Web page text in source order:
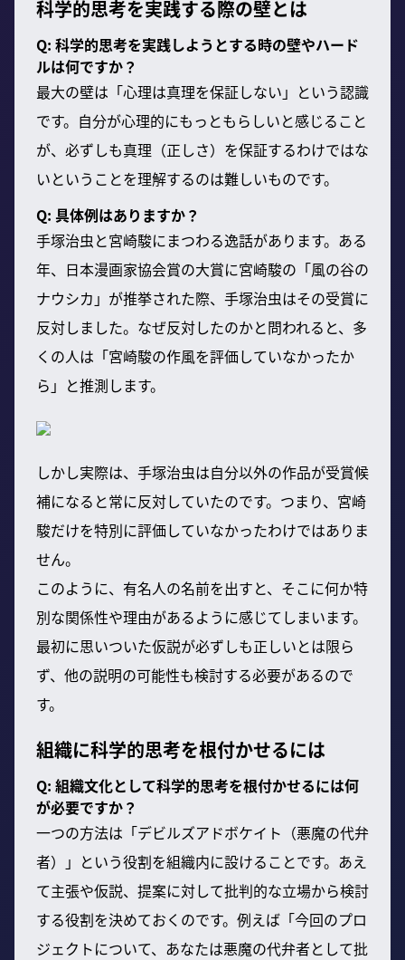
科学的思考を実践する際の壁とは
Q: 科学的思考を実践しようとする時の壁やハード
ルは何ですか？
最大の壁は「心理は真理を保証しない」という認識
です。自分が心理的にもっともらしいと感じること
が、必ずしも真理（正しさ）を保証するわけではな
いということを理解するのは難しいものです。
Q: 具体例はありますか？
手塚治虫と宮崎駿にまつわる逸話があります。ある
年、日本漫画家協会賞の大賞に宮崎駿の「風の谷の
ナウシカ」が推挙された際、手塚治虫はその受賞に
反対しました。なぜ反対したのかと問われると、多
くの人は「宮崎駿の作風を評価していなかったか
ら」と推測します。
しかし実際は、手塚治虫は自分以外の作品が受賞候
補になると常に反対していたのです。つまり、宮崎
駿だけを特別に評価していなかったわけではありま
せん。
このように、有名人の名前を出すと、そこに何か特
別な関係性や理由があるように感じてしまいます。
最初に思いついた仮説が必ずしも正しいとは限ら
ず、他の説明の可能性も検討する必要があるので
す。
組織に科学的思考を根付かせるには
Q: 組織文化として科学的思考を根付かせるには何
が必要ですか？
一つの方法は「デビルズアドボケイト（悪魔の代弁
者）」という役割を組織内に設けることです。あえ
て主張や仮説、提案に対して批判的な立場から検討
する役割を決めておくのです。例えば「今回のプロ
ジェクトについて、あなたは悪魔の代弁者として批